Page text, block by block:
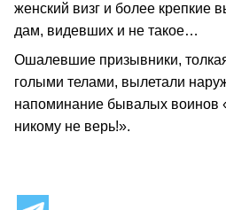
женский визг и более крепкие
дам, видевших и не такое…
Ошалевшие призывники,
голыми телами, вылетали
напоминание бывалых воинов
никому не верь!».